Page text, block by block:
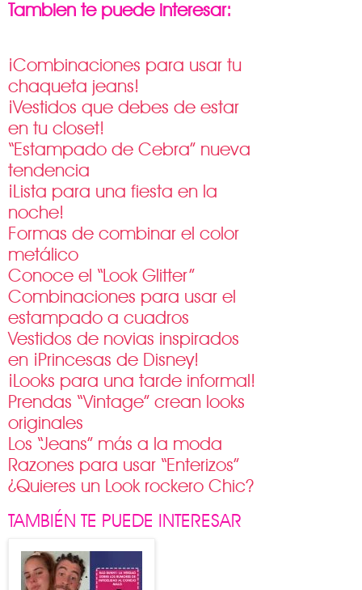
Tambien te puede interesar:
¡Combinaciones para usar tu
chaqueta jeans!
¡Vestidos que debes de estar
en tu closet!
“Estampado de Cebra” nueva
tendencia
¡Lista para una fiesta en la
noche!
Formas de combinar el color
metálico
Conoce el “Look Glitter”
Combinaciones para usar el
estampado a cuadros
Vestidos de novias inspirados
en ¡Princesas de Disney!
¡Looks para una tarde informal!
Prendas “Vintage” crean looks
originales
Los “Jeans” más a la moda
Razones para usar “Enterizos”
¿Quieres un Look rockero Chic?
TAMBIÉN TE PUEDE INTERESAR